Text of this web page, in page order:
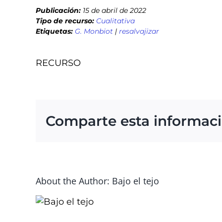
Publicación: 15 de abril de 2022
Tipo de recurso: Cualitativa
Etiquetas: G. Monbiot | resalvajizar
RECURSO
Comparte esta
About the Author: Bajo el tejo